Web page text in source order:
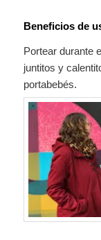
Beneficios de
Portear durante
juntitos y
portabebés.